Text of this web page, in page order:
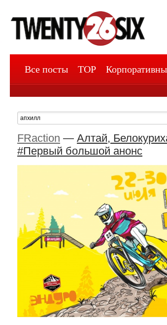
Все посты TOP
FRaction — Алтай,
#Первый большой анонс